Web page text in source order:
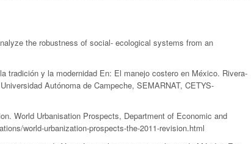
the robustness of social- ecological systems from an
y la modernidad En: El manejo costero en México. Rivera-
Autónoma de Campeche, SEMARNAT, CETYS-
Urbanisation Prospects, Department of Economic and
world-urbanization-prospects-the-2011-revision.html